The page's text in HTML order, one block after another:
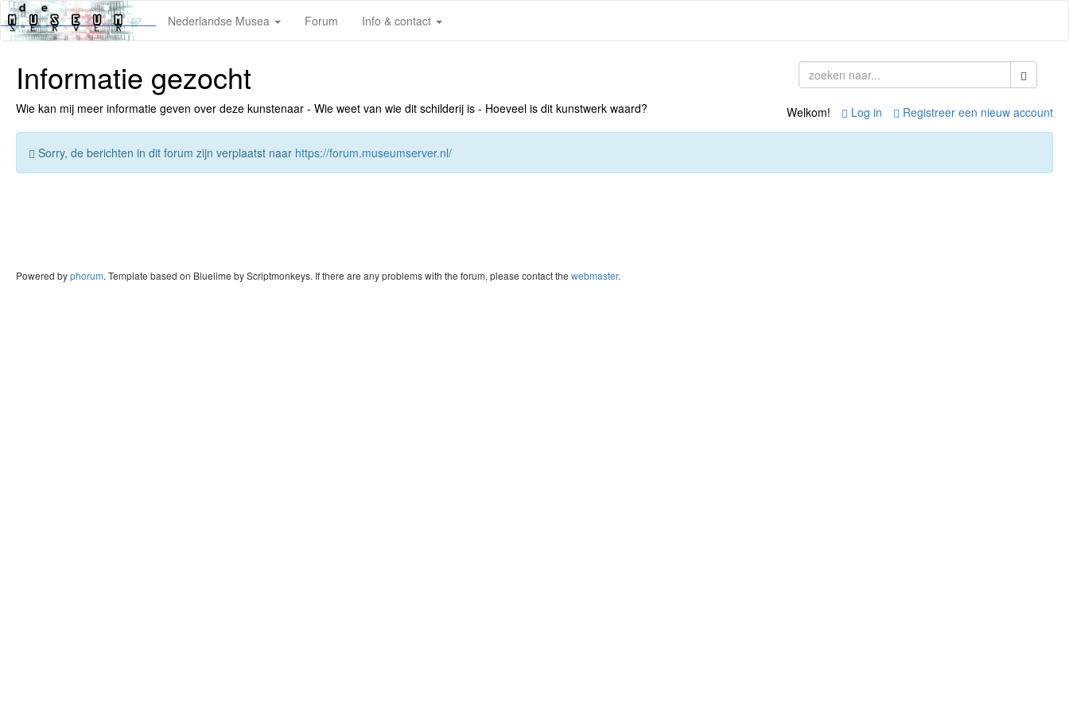
Nederlandse Musea Forum Info & contact
Welkom! Log in Registreer een nieuw account
Informatie gezocht
Wie kan mij meer informatie geven over deze kunstenaar - Wie weet van wie dit schilderij is - Hoeveel is dit kunstwerk waard?
Sorry, de berichten in dit forum zijn verplaatst naar https://forum.museumserver.nl/
Powered byphorum. Template based on Bluelime by Scriptmonkeys. If there are any problems with the forum, please contact the webmaster.